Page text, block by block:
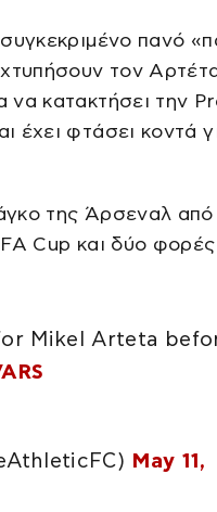
πανό
τον
να κατακτήσει την
έχει φτάσει κοντά
της Άρσεναλ
Cup και δύο
Mikel Arteta
May 11,